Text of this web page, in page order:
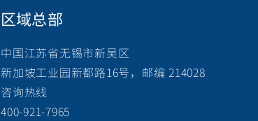
区域总部
中国江苏省无锡市新吴区
新加坡工业园新都路16号，邮编 214028
咨询热线
400-921-7965